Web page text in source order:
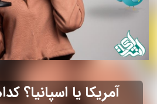
آمریکا یا اسپانیا؟